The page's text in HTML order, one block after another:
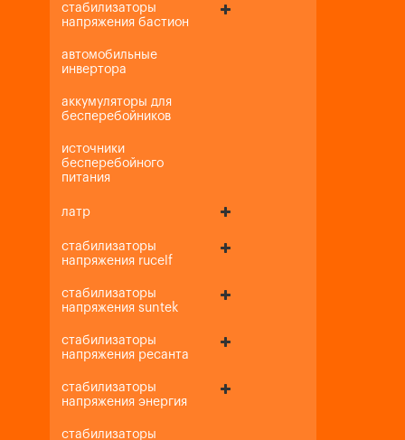
стабилизаторы
напряжения бастион
автомобильные
инвертора
аккумуляторы для
бесперебойников
источники
бесперебойного
питания
латр
стабилизаторы
напряжения rucelf
стабилизаторы
напряжения suntek
стабилизаторы
напряжения ресанта
стабилизаторы
напряжения энергия
стабилизаторы